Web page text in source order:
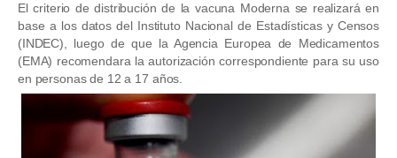
El criterio de distribución de la vacuna Moderna se realizará en
base a los datos del Instituto Nacional de Estadísticas y Censos
(INDEC), luego de que la Agencia Europea de Medicamentos
(EMA) recomendara la autorización correspondiente para su uso
en personas de 12 a 17 años.